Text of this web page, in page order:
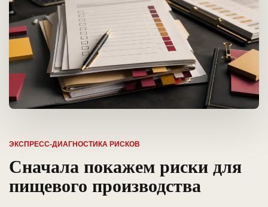
ЭКСПРЕСС-ДИАГНОСТИКА РИСКОВ
Сначала покажем риски для
пищевого производства